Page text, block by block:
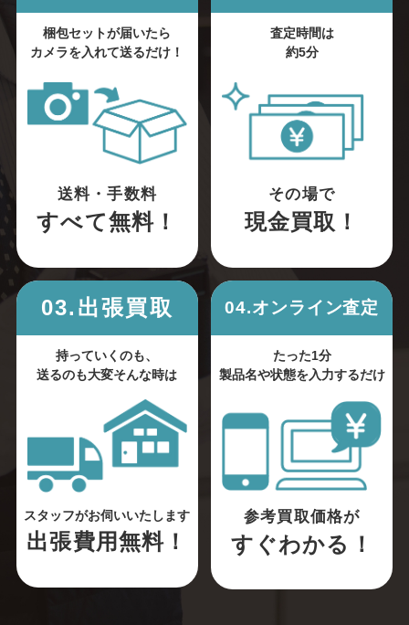
梱包セットが届いたら
カメラを入れて送るだけ！
送料・手数料
すべて無料！
査定時間は
約5分
その場で
現金買取！
03.出張買取
持っていくのも、
送るのも大変そんな時は
スタッフがお伺いいたします
出張費用無料！
04.オンライン査定
たった1分
製品名や状態を入力するだけ
参考買取価格が
すぐわかる！